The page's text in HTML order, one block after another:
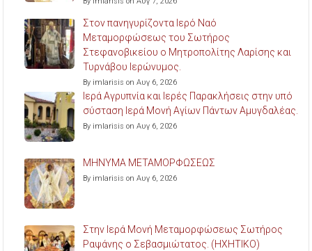
Στον πανηγυρίζοντα Ιερό Ναό
Μεταμορφώσεως του Σωτήρος
Στεφανοβικείου ο Μητροπολίτης Λαρίσης και
Τυρνάβου Ιερώνυμος.
By imlarisis on Αυγ 6, 2026
Ιερά Αγρυπνία και Ιερές Παρακλήσεις στην υπό
σύσταση Ιερά Μονή Αγίων Πάντων Αμυγδαλέας.
By imlarisis on Αυγ 6, 2026
ΜΗΝΥΜΑ ΜΕΤΑΜΟΡΦΩΣΕΩΣ
By imlarisis on Αυγ 6, 2026
Στην Ιερά Μονή Μεταμορφώσεως Σωτήρος
Ραψάνης ο Σεβασμιώτατος. (ΗΧΗΤΙΚΟ)